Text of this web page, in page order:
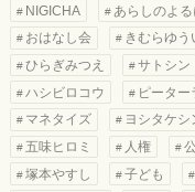
NIGICHA あらしのよる
おはなし会
きむらゆう
ひらぎみつえ
サトシン
ハシビロコウ
ピーター
マネタイズ
ヨシタケシ
五味ヒロミ
人権
塚本やすし
子ども